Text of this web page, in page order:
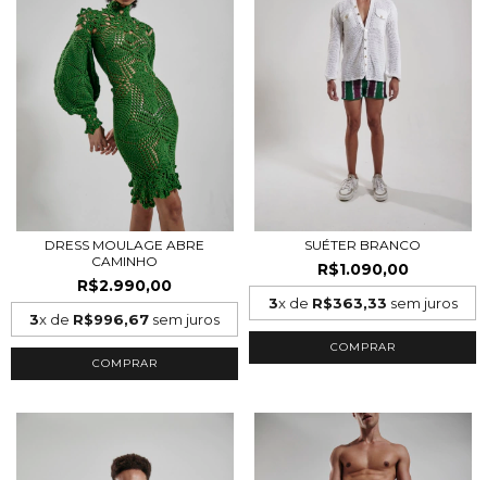
DRESS MOULAGE ABRE
CAMINHO
R$2.990,00
3x de R$996,67 sem juros
COMPRAR
SUÉTER BRANCO
R$1.090,00
3x de R$363,33 sem juros
COMPRAR